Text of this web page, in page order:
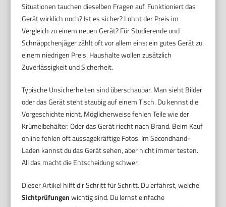
Situationen tauchen dieselben Fragen auf. Funktioniert das
Gerät wirklich noch? Ist es sicher? Lohnt der Preis im
Vergleich zu einem neuen Gerät? Für Studierende und
Schnäppchenjäger zählt oft vor allem eins: ein gutes Gerät zu
einem niedrigen Preis. Haushalte wollen zusätzlich
Zuverlässigkeit und Sicherheit.
Typische Unsicherheiten sind überschaubar. Man sieht Bilder
oder das Gerät steht staubig auf einem Tisch. Du kennst die
Vorgeschichte nicht. Möglicherweise fehlen Teile wie der
Krümelbehälter. Oder das Gerät riecht nach Brand. Beim Kauf
online fehlen oft aussagekräftige Fotos. Im Secondhand-
Laden kannst du das Gerät sehen, aber nicht immer testen.
All das macht die Entscheidung schwer.
Dieser Artikel hilft dir Schritt für Schritt. Du erfährst, welche
Sichtprüfungenwichtig sind. Du lernst einfache